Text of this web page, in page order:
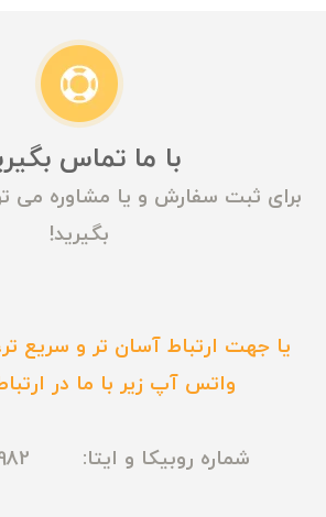
با ما تماس
برای ثبت سفارش و یا مشاوره می
بگیرید!
یا جهت ارتباط آسان تر و سریع
واتس آپ زیر با ما در
شماره روبیکا و ایتا: 09165435982